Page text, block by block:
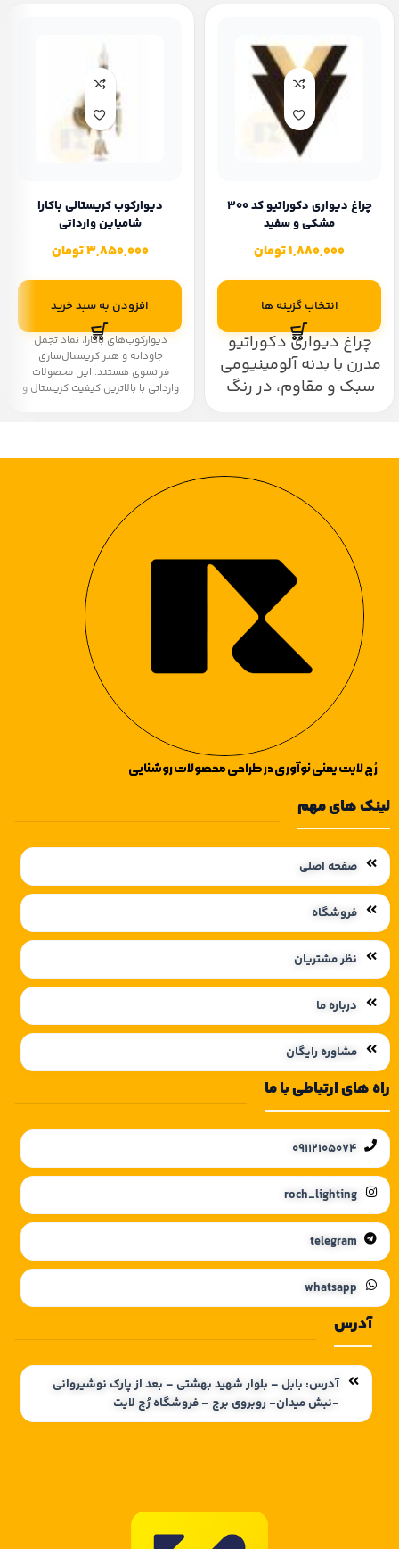
چراغ دیواری دکوراتیو کد 300
مشکی و سفید
1,880,000تومان
انتخاب گزینه ها
چراغ دیواری دکوراتیو
مدرن با بدنه آلومینیومی
سبک و مقاوم، در رنگ‌
های سفید و مشکی، با
مینیمال، انتخابی زیبا و
کاربردی برای فضاهای
مدرن است. نصب آسان،
قابلیت تعویض لامپ و
تنظیم جهت نصب از
ویژگی‌های برجسته این
محصول است.
دیوارکوب کریستالی باکارا
شامپاین وارداتی
3,850,000تومان
افزودن به سبد خرید
دیوارکوب‌های باکارا، نماد تجمل
جاودانه و هنر کریستال‌سازی
فرانسوی هستند. این محصولات
وارداتی با بالاترین کیفیت کریستال و
منعکس کرده و جلوه‌ای اشرافی به
فضای شما می‌بخشند.
• مناسب برای دکوراسیون لوکس:
انتخابی ایده‌آل برای تکمیل
دکوراسیون کلاسیک و مدرن در
سالن‌های پذیرایی، که حس اصالت و
شکوه را به فضای شما می‌آورد.
• ضمانت اصالت و کیفیت: محصولاتی
با اصالت تضمین‌شده و کیفیت ساخت
ممتاز، که یک عمر درخشش خود را
حفظ می‌کنند.
با دیوارکوب باکارا، نور را به یک اثر
هنری تبدیل کنید.
رُچ لایت یعنی نوآوری در طراحی محصولات روشنایی
لینک های مهم
صفحه اصلی
فروشگاه
نظر مشتریان
درباره ما
مشاوره رایگان
راه های ارتباطی با ما
09112105074
roch_lighting
telegram
whatsapp
آدرس
آدرس: بابل – بلوار شهید بهشتی – بعد از پارک نوشیروانی
-نبش میدان- روبروی برج – فروشگاه رُچ لایت